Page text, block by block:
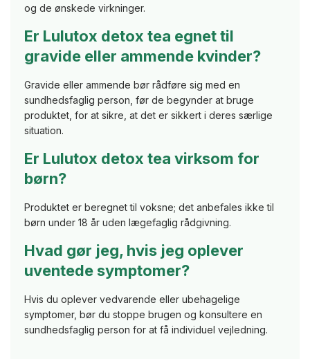
og de ønskede virkninger.
Er Lulutox detox tea egnet til
gravide eller ammende kvinder?
Gravide eller ammende bør rådføre sig med en
sundhedsfaglig person, før de begynder at bruge
produktet, for at sikre, at det er sikkert i deres særlige
situation.
Er Lulutox detox tea virksom for
børn?
Produktet er beregnet til voksne; det anbefales ikke til
børn under 18 år uden lægefaglig rådgivning.
Hvad gør jeg, hvis jeg oplever
uventede symptomer?
Hvis du oplever vedvarende eller ubehagelige
symptomer, bør du stoppe brugen og konsultere en
sundhedsfaglig person for at få individuel vejledning.